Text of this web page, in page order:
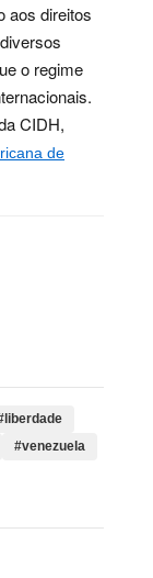
aos direitos
o regime
CIDH,
de
#venezuela